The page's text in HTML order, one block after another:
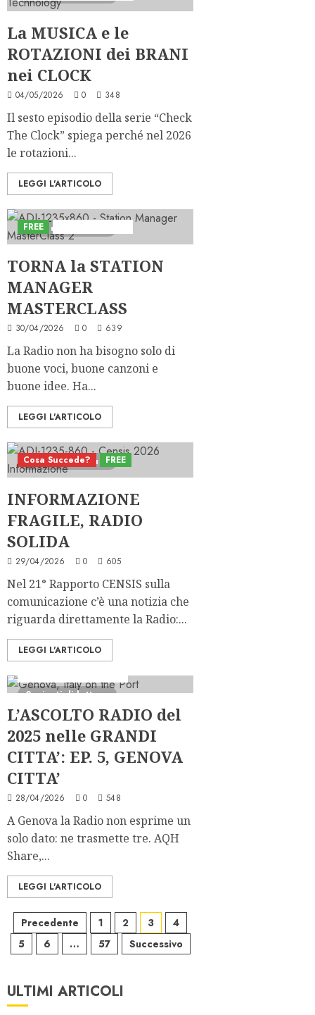
La MUSICA e le
ROTAZIONI dei BRANI
nei CLOCK
04/05/2026 0 348
Il sesto episodio della serie “Check
The Clock” spiega perché nel 2026
le rotazioni...
LEGGI L'ARTICOLO
2 minuti di lettura
FREE
TORNA la STATION
MANAGER
MASTERCLASS
30/04/2026 0 639
La Radio non ha bisogno solo di
buone voci, buone canzoni e
buone idee. Ha...
LEGGI L'ARTICOLO
6 minuti di lettura
Cosa Succede? FREE
INFORMAZIONE
FRAGILE, RADIO
SOLIDA
29/04/2026 0 605
Nel 21° Rapporto CENSIS sulla
comunicazione c’è una notizia che
riguarda direttamente la Radio:...
LEGGI L'ARTICOLO
2 minuti di lettura
Ascolti Radio
PRO
L’ASCOLTO RADIO del
2025 nelle GRANDI
CITTA’: EP. 5, GENOVA
CITTA’
28/04/2026 0 548
A Genova la Radio non esprime un
solo dato: ne trasmette tre. AQH
Share,...
LEGGI L'ARTICOLO
Paginazione
degli
articoli
Precedente 1 2 3
4
5
6 … 57 Successivo
ULTIMI ARTICOLI